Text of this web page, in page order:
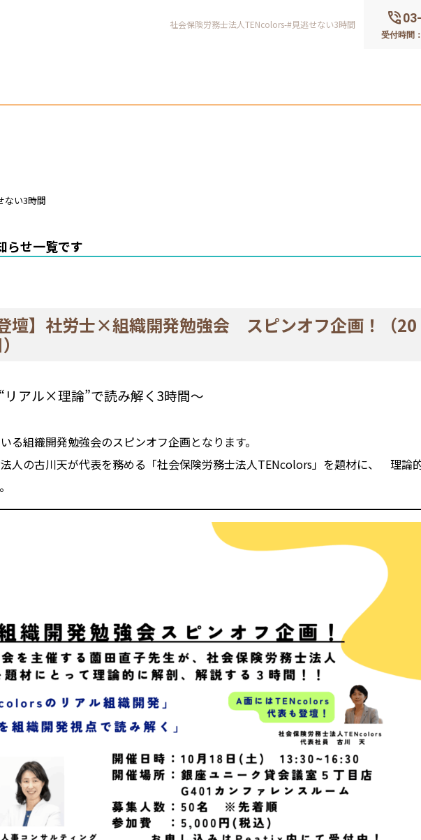
社会保険労務士法人TENcolors-#見逃せない3時間 phone_in_talk
受付時間
ない3時間
らせ一覧です
登壇】社労士×組織開発勉強会 スピンオフ企画！（20
アル×理論”で読み解く3時間～
る組織開発勉強会のスピンオフ企画となります。
人の古川天が代表を務める「社会保険労務士法人TENcolors」を題材に、 理論